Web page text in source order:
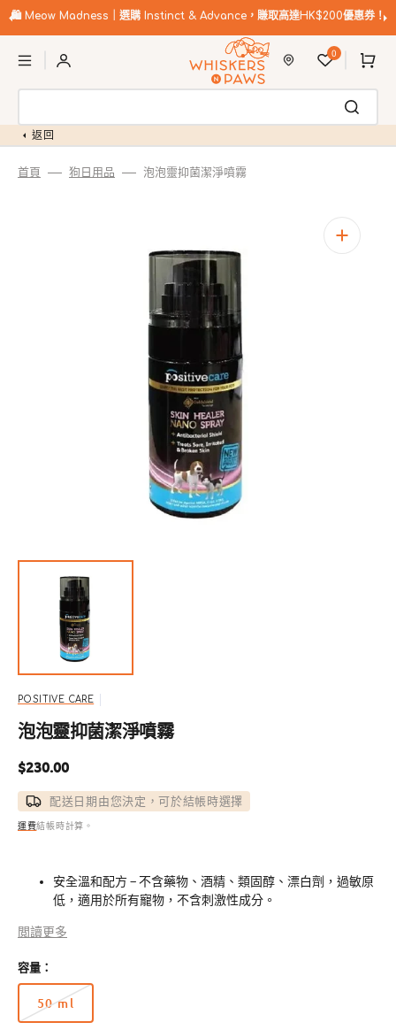
至
容
🛍️ Meow Madness｜選購 Instinct & Advance，賺取高達HK$200優惠券！
0
購
物
返回
首頁 狗日用品 泡泡靈抑菌潔淨噴霧
開
啟
圖
庫
檢
視
中
的
多
POSITIVE CARE
泡泡靈抑菌潔淨噴霧
定
價
$230.00
配送日期由您決定，可於結帳時選擇
運費結帳時計算。
安全溫和配方 – 不含藥物、酒精、類固醇、漂白劑，過敏原
低，適用於所有寵物，不含刺激性成分。
先進的抗菌技術 – 使用美國專利的 Goldshield 分子，提供
促進更快癒合 – 持續消除病原體並抑制微生物生長，效果可
持續長達 24 小時。
閲讀更多
容量：
50 ml
版